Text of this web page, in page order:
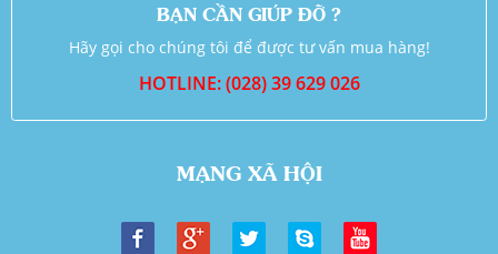
BẠN CẦN GIÚP ĐỠ ?
Hãy gọi cho chúng tôi để được tư vấn mua hàng!
HOTLINE: (028) 39 629 026
MẠNG XÃ HỘI